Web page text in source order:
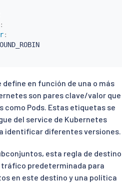
:
define en función de una o más
son pares clave/valor que
como Pods. Estas etiquetas se
del service de Kubernetes
identificar diferentes versiones.
esta regla de destino
predeterminada para
en este destino y una política